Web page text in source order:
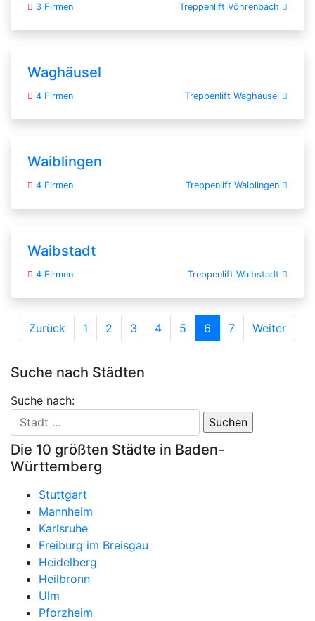
3 Firmen Treppenlift Vöhrenbach
Waghäusel
4 Firmen Treppenlift Waghäusel
Waiblingen
4 Firmen Treppenlift Waiblingen
Waibstadt
4 Firmen Treppenlift Waibstadt
Zurück 1 2 3 4 5 6 7 Weiter
Suche nach Städten
Suche nach:
Die 10 größten Städte in Baden-
Württemberg
Stuttgart
Mannheim
Karlsruhe
Freiburg im Breisgau
Heidelberg
Heilbronn
Ulm
Pforzheim